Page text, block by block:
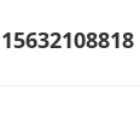
15632108818